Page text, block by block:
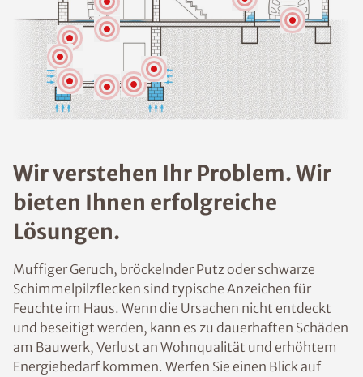
Wir verstehen Ihr Problem. Wir
bieten Ihnen erfolgreiche
Lösungen.
Muffiger Geruch, bröckelnder Putz oder schwarze
Schimmelpilzflecken sind typische Anzeichen für
Feuchte im Haus. Wenn die Ursachen nicht entdeckt
und beseitigt werden, kann es zu dauerhaften Schäden
am Bauwerk, Verlust an Wohnqualität und erhöhtem
Energiebedarf kommen. Werfen Sie einen Blick auf